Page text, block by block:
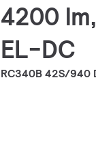
4200
EL-DC
RC340B 42S/940